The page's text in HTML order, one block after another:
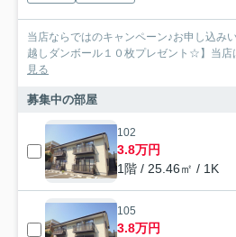
当店ならではのキャンペーン♪お申し込み
越しダンボール１０枚プレゼント☆】当店
見る
募集中の部屋
102
3.8万円
1階 / 25.46㎡ / 1K
105
3.8万円